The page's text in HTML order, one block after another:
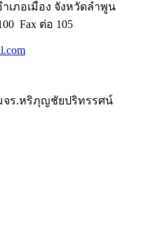
เภอเมือง จังหวัดลำพูน
Fax ต่อ 105
จร.หริภุญชัยปริทรรศน์